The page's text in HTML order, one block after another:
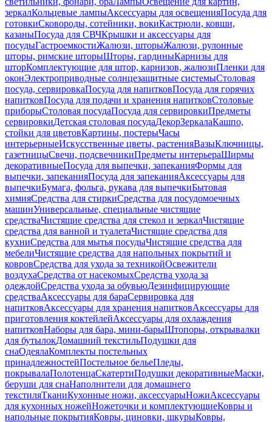
зеркалКольцевые лампыАксессуары для освещенияПосуда для
готовкиСковороды, сотейники, вокиКастрюли, ковши,
казаныПосуда для СВЧКрышки и аксессуары для
посудыГастроемкостиЖалюзи, шторыЖалюзи, рулонные
шторы, римские шторыШторы, гардиныКарнизы для
шторКомплектующие для штор, карнизов, жалюзиПленки для
оконЭлектроприводные солнцезащитные системыСтоловая
посуда, сервировкаПосуда для напитковПосуда для горячих
напитковПосуда для подачи и хранения напитковСтоловые
приборыСтоловая посудаПосуда для сервировкиПредметы
сервировкиДетская столовая посудаДекорЗеркалаКашпо,
стойки для цветовКартины, постерыЧасы
интерьерныеИскусственные цветы, растенияВазыКлючницы,
газетницыСвечи, подсвечникиПредметы интерьераШирмы
декоративныеПосуда для выпечки, запеканияФормы для
выпечки, запеканияПосуда для запеканияАксессуары для
выпечкиБумага, фольга, рукава для выпечкиБытовая
химияСредства для стиркиСредства для посудомоечных
машинУниверсальные, специальные чистящие
средстваЧистящие средства для стекол и зеркалЧистящие
средства для ванной и туалетаЧистящие средства для
кухниСредства для мытья посудыЧистящие средства для
мебелиЧистящие средства для напольных покрытий и
ковровСредства для ухода за техникойОсвежители
воздухаСредства от насекомыхСредства ухода за
одеждойСредства ухода за обувьюДезинфицирующие
средстваАксессуары для бараСервировка для
напитковАксессуары для хранения напитковАксессуары для
приготовления коктейлейАксессуары для охлаждения
напитковНаборы для бара, мини-барыШтопоры, открывалки
для бутылокДомашний текстильПодушки для
снаОдеялаКомплекты постельных
принадлежностейПостельное бельеПледы,
покрывалаПолотенцаСкатертиПодушки декоративныеМаски,
беруши для снаНаполнители для домашнего
текстиляТканиКухонные ножи, аксессуарыНожиАксессуары
для кухонных ножейНожеточки и комплектующиеКовры и
напольные покрытияКовры, циновки, шкурыКовры,